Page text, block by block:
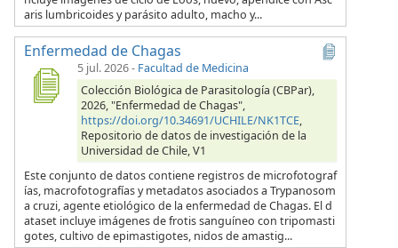
aris lumbricoides y parásito adulto, macho y...
Enfermedad de Chagas
5 jul. 2026- Facultad de Medicina
Colección Biológica de Parasitología (CBPar),
2026, "Enfermedad de Chagas",
https://doi.org/10.34691/UCHILE/NK1TCE,
Repositorio de datos de investigación de la
Universidad de Chile, V1
Este conjunto de datos contiene registros de microfotograf
ías, macrofotografías y metadatos asociados a Trypanosom
a cruzi, agente etiológico de la enfermedad de Chagas. El d
ataset incluye imágenes de frotis sanguíneo con tripomasti
gotes, cultivo de epimastigotes, nidos de amastig...